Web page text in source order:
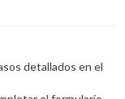
detallados en el